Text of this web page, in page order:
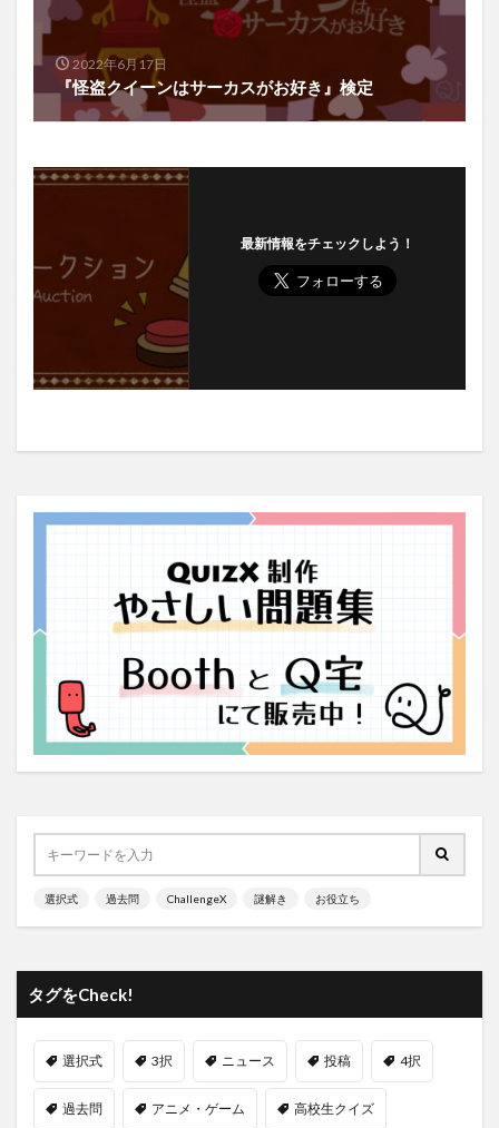
2022年6月17日
『怪盗クイーンはサーカスがお好き』検定
最新情報をチェックしよう！
選択式 過去問 ChallengeX 謎解き お役立ち
タグをCheck!
選択式 3択 ニュース 投稿 4択
過去問 アニメ・ゲーム 高校生クイズ